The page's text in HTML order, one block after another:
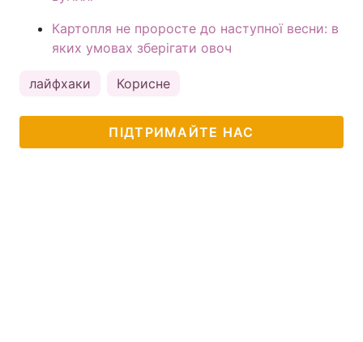
Картопля не проросте до наступної весни: в
яких умовах зберігати овоч
лайфхаки Корисне
ПІДТРИМАЙТЕ НАС